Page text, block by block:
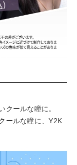
クールな瞳に。
ールな瞳に、Y2K